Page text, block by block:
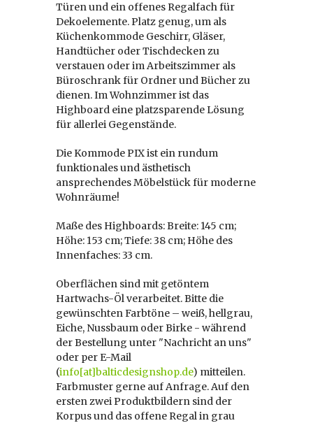
Türen und ein offenes Regalfach für
Dekoelemente. Platz genug, um als
Küchenkommode Geschirr, Gläser,
Handtücher oder Tischdecken zu
verstauen oder im Arbeitszimmer als
Büroschrank für Ordner und Bücher zu
dienen. Im Wohnzimmer ist das
Highboard eine platzsparende Lösung
für allerlei Gegenstände.
Die Kommode PIX ist ein rundum
funktionales und ästhetisch
ansprechendes Möbelstück für moderne
Wohnräume!
Maße des Highboards: Breite: 145 cm;
Höhe: 153 cm; Tiefe: 38 cm; Höhe des
Innenfaches: 33 cm.
Oberflächen sind mit getöntem
Hartwachs-Öl verarbeitet. Bitte die
gewünschten Farbtöne – weiß, hellgrau,
Eiche, Nussbaum oder Birke - während
der Bestellung unter "Nachricht an uns"
oder per E-Mail
(info[at]balticdesignshop.de) mitteilen.
Farbmuster gerne auf Anfrage. Auf den
ersten zwei Produktbildern sind der
Korpus und das offene Regal in grau